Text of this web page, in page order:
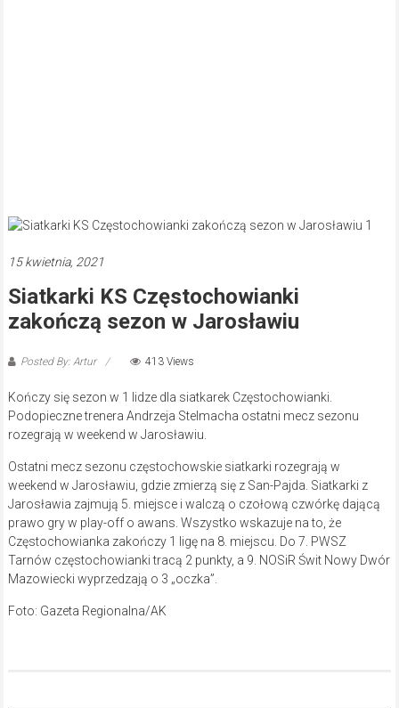
15 kwietnia, 2021
Siatkarki KS Częstochowianki
zakończą sezon w Jarosławiu
Posted By: Artur 413 Views
Kończy się sezon w 1 lidze dla siatkarek Częstochowianki.
Podopieczne trenera Andrzeja Stelmacha ostatni mecz sezonu
rozegrają w weekend w Jarosławiu.
Ostatni mecz sezonu częstochowskie siatkarki rozegrają w
weekend w Jarosławiu, gdzie zmierzą się z San-Pajda. Siatkarki z
Jarosławia zajmują 5. miejsce i walczą o czołową czwórkę dającą
prawo gry w play-off o awans. Wszystko wskazuje na to, że
Częstochowianka zakończy 1 ligę na 8. miejscu. Do 7. PWSZ
Tarnów częstochowianki tracą 2 punkty, a 9. NOSiR Świt Nowy Dwór
Mazowiecki wyprzedzają o 3 „oczka”.
Foto: Gazeta Regionalna/AK